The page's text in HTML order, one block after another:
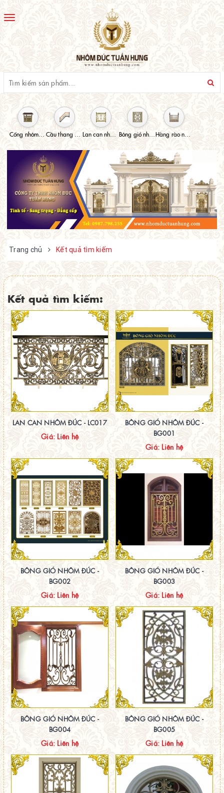
Toggle
Trang chủ Kết quả tìm kiếm
Kết quả tìm kiếm:
LAN CAN NHÔM ĐÚC - LC017
Giá: Liên hệ
BÔNG GIÓ NHÔM ĐÚC -
BG001
Giá: Liên hệ
BÔNG GIÓ NHÔM ĐÚC -
BG002
Giá: Liên hệ
BÔNG GIÓ NHÔM ĐÚC -
BG003
Giá: Liên hệ
BÔNG GIÓ NHÔM ĐÚC -
BG004
Giá: Liên hệ
BÔNG GIÓ NHÔM ĐÚC -
BG005
Giá: Liên hệ